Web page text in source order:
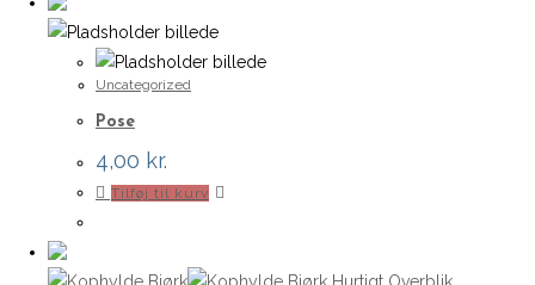
Uncategorized
Pose
4,00 kr.
Tilføj til kurv
Hurtigt Overblik